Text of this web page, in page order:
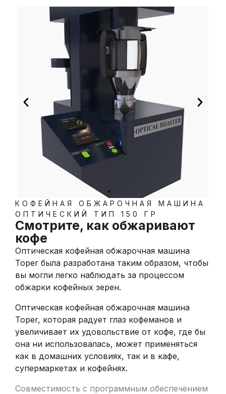
КОФЕЙНАЯ ОБЖАРОЧНАЯ МАШИНА
ОПТИЧЕСКИЙ ТИП 150 ГР
Смотрите, как обжаривают
кофе
Оптическая кофейная обжарочная машина
Toper была разработана таким образом, чтобы
вы могли легко наблюдать за процессом
обжарки кофейных зерен.
Оптическая кофейная обжарочная машина
Toper, которая радует глаз кофеманов и
увеличивает их удовольствие от кофе, где бы
она ни использовалась, может применяться
как в домашних условиях, так и в кафе,
супермаркетах и кофейнях.
Совместимость с программным обеспечением